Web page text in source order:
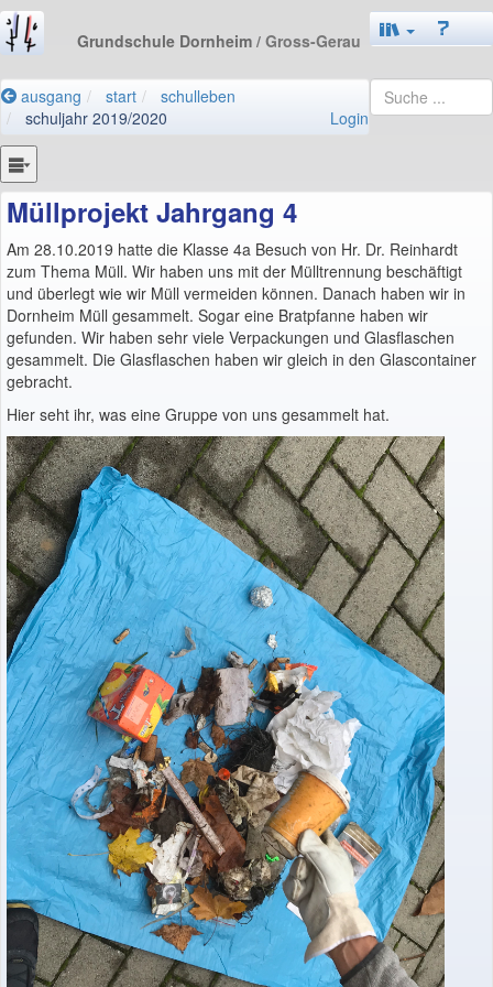
Grundschule Dornheim / Gross-Gerau
ausgang start
schulleben
schuljahr 2019/2020
Login
Müllprojekt Jahrgang 4
Am 28.10.2019 hatte die Klasse 4a Besuch von Hr. Dr. Reinhardt
zum Thema Müll. Wir haben uns mit der Mülltrennung beschäftigt
und überlegt wie wir Müll vermeiden können. Danach haben wir in
Dornheim Müll gesammelt. Sogar eine Bratpfanne haben wir
gefunden. Wir haben sehr viele Verpackungen und Glasflaschen
gesammelt. Die Glasflaschen haben wir gleich in den Glascontainer
gebracht.
Hier seht ihr, was eine Gruppe von uns gesammelt hat.